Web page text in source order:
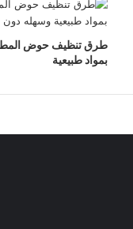
طرق تنظيف حوض
بمواد طبيعية